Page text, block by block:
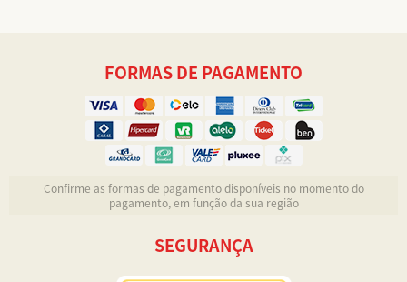
FORMAS DE PAGAMENTO
Confirme as formas de pagamento disponíveis no momento do
pagamento, em função da sua região
SEGURANÇA